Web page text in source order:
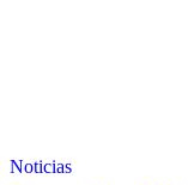
Noticias